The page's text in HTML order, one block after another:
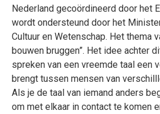
Nederland gecoördineerd door het
wordt ondersteund door het
Cultuur en Wetenschap. Het thema
bouwen bruggen”. Het idee achter
spreken van een vreemde taal een
brengt tussen mensen van
Als je de taal van iemand anders
om met elkaar in contact te komen